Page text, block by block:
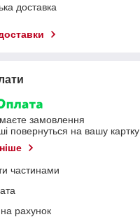
доставка
замовлення
повернуться на вашу картку
частинами
рахунок